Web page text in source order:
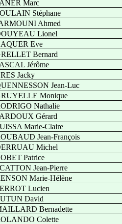
Marc
Stéphane
Ahmed
Lionel
Eve
Bernard
Jérôme
Jacky
Jean-Luc
Monique
Nathalie
Gérard
Marie-Claire
Jean-François
Michel
Patrice
Jean-Pierre
Marie-Hélène
Lucien
David
Bernadette
Colette